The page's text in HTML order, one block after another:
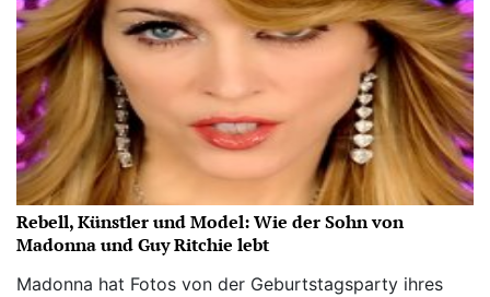
Rebell, Künstler und Model: Wie der Sohn von
Madonna und Guy Ritchie lebt
Madonna hat Fotos von der Geburtstagsparty ihres